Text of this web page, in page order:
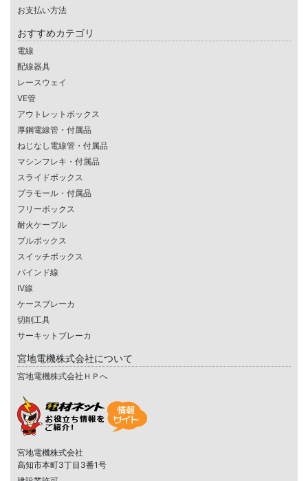
お支払い方法
おすすめカテゴリ
電線
配線器具
レースウェイ
VE管
アウトレットボックス
厚鋼電線管・付属品
ねじなし電線管・付属品
マシンフレキ・付属品
スライドボックス
プラモール・付属品
フリーボックス
耐火ケーブル
プルボックス
スイッチボックス
バインド線
IV線
ケースブレーカ
切削工具
サーキットブレーカ
宮地電機株式会社について
宮地電機株式会社ＨＰへ
宮地電機株式会社
高知市本町3丁目3番1号